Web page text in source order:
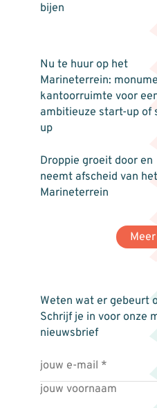
bijen
Nu te huur op het
Marineterrein:
kantoorruimte voor
ambitieuze start-up of
up
Droppie groeit door en
neemt afscheid van het
Marineterrein
Weten wat er gebeurt
Schrijf je in voor onze
nieuwsbrief